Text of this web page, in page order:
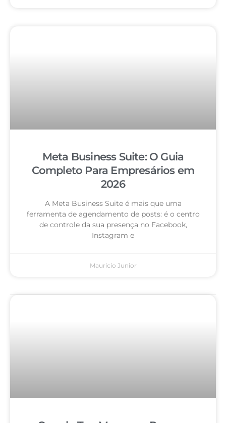
Meta Business Suite: O Guia
Completo Para Empresários em
2026
A Meta Business Suite é mais que uma
ferramenta de agendamento de posts: é o centro
de controle da sua presença no Facebook,
Instagram e
Mauricio Junior